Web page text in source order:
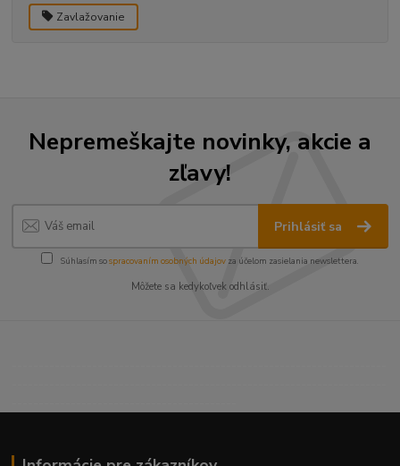
Zavlažovanie
Nepremeškajte novinky, akcie a
zľavy!
Prihlásiť sa
Súhlasím sospracovaním osobných údajov za účelom zasielania newslettera.
Môžete sa kedykoľvek odhlásiť.